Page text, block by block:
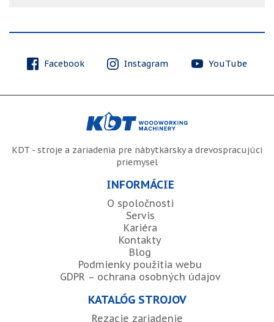
Facebook Instagram YouTube
KDT - stroje a zariadenia pre nábytkársky a drevospracujúci
priemysel
INFORMÁCIE
O spoločnosti
Servis
Kariéra
Kontakty
Blog
Podmienky použitia webu
GDPR – ochrana osobných údajov
KATALÓG STROJOV
Rezacie zariadenie